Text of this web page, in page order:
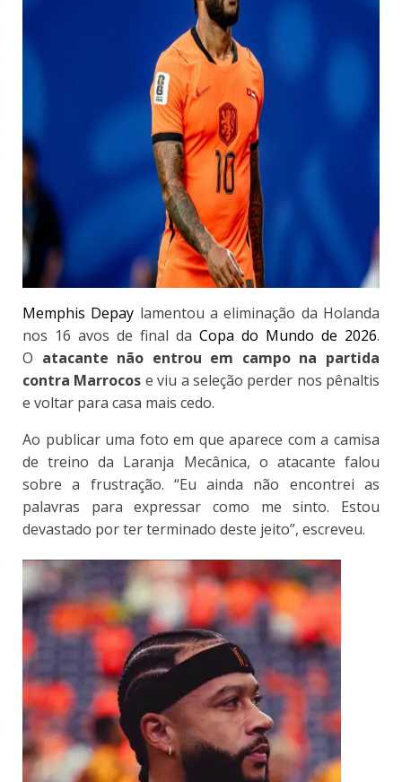
Memphis Depay lamentou a eliminação da Holanda
nos 16 avos de final da Copa do Mundo de 2026.
O atacante não entrou em campo na partida
contra Marrocos e viu a seleção perder nos pênaltis
e voltar para casa mais cedo.
Ao publicar uma foto em que aparece com a camisa
de treino da Laranja Mecânica, o atacante falou
sobre a frustração. “Eu ainda não encontrei as
palavras para expressar como me sinto. Estou
devastado por ter terminado deste jeito”, escreveu.